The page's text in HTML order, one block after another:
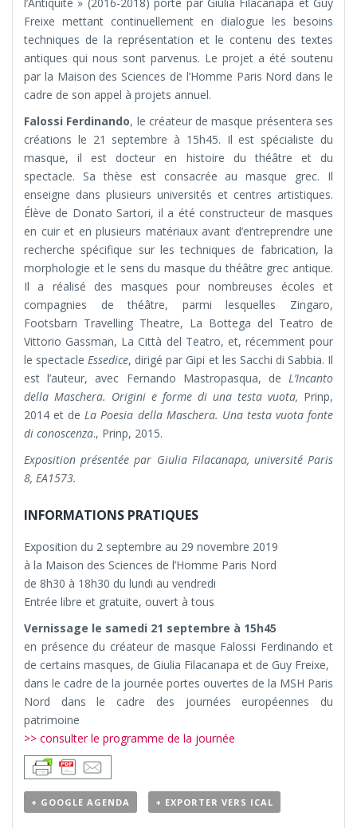
Freixe mettant continuellement en dialogue les besoins
techniques de la représentation et le contenu des textes
antiques qui nous sont parvenus. Le projet a été soutenu
par la Maison des Sciences de l’Homme Paris Nord dans le
cadre de son appel à projets annuel.
Falossi Ferdinando, le créateur de masque présentera ses
créations le 21 septembre à 15h45. Il est spécialiste du
masque, il est docteur en histoire du théâtre et du
spectacle. Sa thèse est consacrée au masque grec. Il
enseigne dans plusieurs universités et centres artistiques.
Élève de Donato Sartori, il a été constructeur de masques
en cuir et en plusieurs matériaux avant d’entreprendre une
recherche spécifique sur les techniques de fabrication, la
morphologie et le sens du masque du théâtre grec antique.
Il a réalisé des masques pour nombreuses écoles et
compagnies de théâtre, parmi lesquelles Zingaro,
Footsbarn Travelling Theatre, La Bottega del Teatro de
Vittorio Gassman, La Città del Teatro, et, récemment pour
le spectacleEssedice, dirigé par Gipi et les Sacchi di Sabbia. Il
est l’auteur, avec Fernando Mastropasqua, de L’Incanto
della Maschera. Origini e forme di una testa vuota, Prinp,
2014 et deLa Poesia della Maschera. Una testa vuota fonte
di conoscenza., Prinp, 2015.
Exposition présentée par Giulia Filacanapa, université Paris
8, EA1573.
INFORMATIONS PRATIQUES
Exposition du 2 septembre au 29 novembre 2019
à la Maison des Sciences de l’Homme Paris Nord
de 8h30 à 18h30 du lundi au vendredi
Entrée libre et gratuite, ouvert à tous
Vernissage le samedi 21 septembre à 15h45
en présence du créateur de masque Falossi Ferdinando et
de certains masques, de Giulia Filacanapa et de Guy Freixe,
dans le cadre de la journée portes ouvertes de la MSH Paris
Nord dans le cadre des journées européennes du
patrimoine
>> consulter le programme de la journée
+ GOOGLE AGENDA + EXPORTER VERS ICAL